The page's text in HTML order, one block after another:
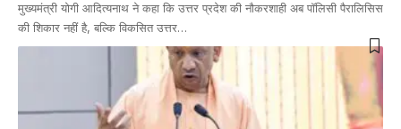
मुख्यमंत्री योगी आदित्यनाथ ने कहा कि उत्तर प्रदेश की नौकरशाही अब पॉलिसी पैरालिसिस
की शिकार नहीं है, बल्कि विकसित उत्तर…